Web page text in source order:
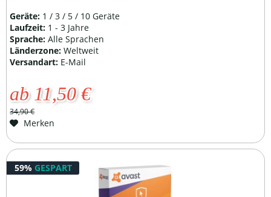
Geräte: 1 / 3 / 5 / 10 Geräte
Laufzeit: 1 - 3 Jahre
Sprache:Alle Sprachen
Länderzone:Weltweit
Versandart: E-Mail
ab 11,50 €
34,90 €
Merken
59% GESPART